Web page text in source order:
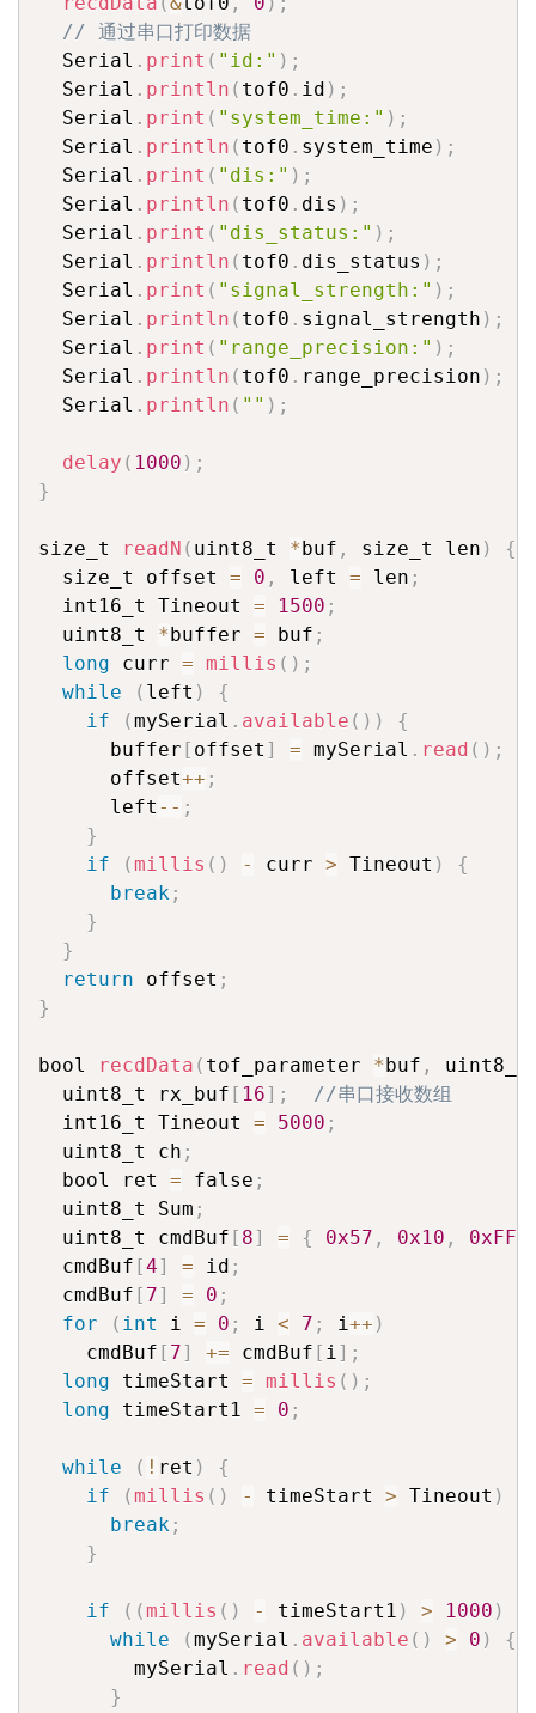
// 通过串口打印数据
  Serial
. print ( "id:" ) ;
  Serial
. println ( tof0 . id ) ;
  Serial
. print ( "system_time:" ) ;
  Serial
. println ( tof0 . system_time ) ;
  Serial
. print ( "dis:" ) ;
  Serial
. println ( tof0 . dis ) ;
  Serial
. print ( "dis_status:" ) ;
  Serial
. println ( tof0 . dis_status ) ;
  Serial
. print ( "signal_strength:" ) ;
  Serial
. println ( tof0 . signal_strength ) ;
  Serial
. print ( "range_precision:" ) ;
  Serial
. println ( tof0 . range_precision ) ;
  Serial
. println ( "" ) ;
delay ( 1000 ) ;
}
size_t readN ( uint8_t * buf , size_t len )
{
  size_t offset
= 0 , left = len ;
  int16_t Tineout
= 1500 ;
  uint8_t
* buffer = buf ;
long curr = millis ( ) ;
while
( left )
{
if
(mySerial . available ( ) )
{
      buffer
[ offset ] = mySerial . read ( ) ;
      offset
++ ;
      left
-- ;
}
if
(millis ( ) - curr > Tineout )
{
break ;
}
}
return offset ;
}
bool recdData ( tof_parameter * buf ,
  uint8_t rx_buf
[ 16] ;
//串口接收数组
  int16_t Tineout
= 5000 ;
  uint8_t ch
;
  bool ret
= false ;
  uint8_t Sum
;
  uint8_t cmdBuf
[ 8] = { 0x57 , 0x10 , 0xFF
  cmdBuf
[4] = id ;
  cmdBuf
[ 7] = 0 ;
for
( int i = 0 ; i < 7 ; i++ )
    cmdBuf
[ 7] += cmdBuf [ i] ;
long timeStart = millis ( ) ;
long timeStart1 = 0 ;
while ( ! ret )
{
if
(millis ( ) - timeStart > Tineout )
break ;
}
if ( (millis ( ) - timeStart1 ) > 1000 )
while
(mySerial . available ( ) > 0 )
{
        mySerial
. read ( ) ;
}